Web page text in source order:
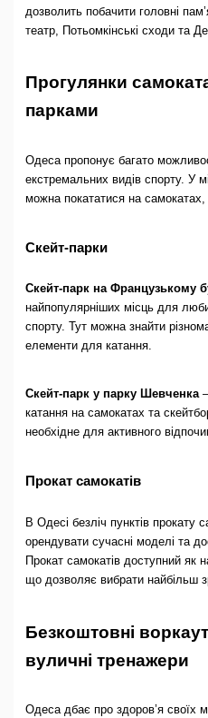
дозволить побачити головні
театр, Потьомкінські сходи та
Прогулянки
парками
Одеса пропонує багато
екстремальних видів спорту. У
можна покататися на
Скейт-парки
Скейт-парк на Французькому
найпопулярніших місць для
спорту. Тут можна знайти
елементи для катання.
Скейт-парк у парку Шевченка—
катання на самокатах та
необхідне для активного
Прокат самокатів
В Одесі безліч пунктів прокату
орендувати сучасні моделі та
Прокат самокатів доступний як
що дозволяє вибрати найбільш
Безкоштовні
вуличні тренажери
Одеса дбає про здоров’я своїх